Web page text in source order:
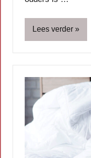
Lees verder
Gezin
Kinderen
Ouders